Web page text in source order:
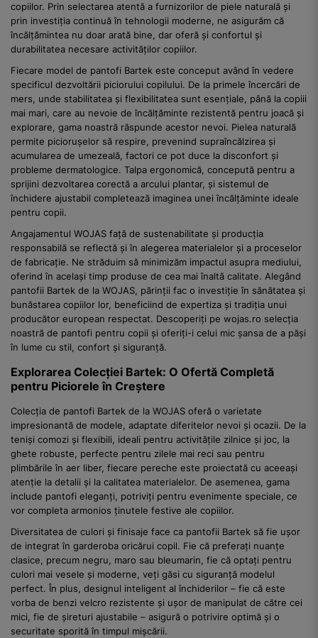
copiilor. Prin selectarea atentă a furnizorilor de piele naturală și
prin investiția continuă în tehnologii moderne, ne asigurăm că
încălțămintea nu doar arată bine, dar oferă și confortul și
durabilitatea necesare activităților copiilor.
Fiecare model de pantofi Bartek este conceput având în vedere
specificul dezvoltării piciorului copilului. De la primele încercări de
mers, unde stabilitatea și flexibilitatea sunt esențiale, până la copiii
mai mari, care au nevoie de încălțăminte rezistentă pentru joacă și
explorare, gama noastră răspunde acestor nevoi. Pielea naturală
permite piciorușelor să respire, prevenind supraîncălzirea și
acumularea de umezeală, factori ce pot duce la disconfort și
probleme dermatologice. Talpa ergonomică, concepută pentru a
sprijini dezvoltarea corectă a arcului plantar, și sistemul de
închidere ajustabil completează imaginea unei încălțăminte ideale
pentru copii.
Angajamentul WOJAS față de sustenabilitate și producția
responsabilă se reflectă și în alegerea materialelor și a proceselor
de fabricație. Ne străduim să minimizăm impactul asupra mediului,
oferind în același timp produse de cea mai înaltă calitate. Alegând
pantofii Bartek de la WOJAS, părinții fac o investiție în sănătatea și
bunăstarea copiilor lor, beneficiind de expertiza și tradiția unui
producător european respectat. Descoperiți pe wojas.ro selecția
noastră de pantofi pentru copii și oferiți-i celui mic șansa de a păși
în lume cu stil, confort și siguranță.
Explorarea Colecției Bartek: O Ofertă Completă
pentru Piciorele în Creștere
Colecția de pantofi Bartek de la WOJAS oferă o varietate
impresionantă de modele, adaptate diferitelor nevoi și ocazii. De la
teniși comozi și flexibili, ideali pentru activitățile zilnice și joc, la
ghete robuste, perfecte pentru zilele mai reci sau pentru
plimbările în aer liber, fiecare pereche este proiectată cu aceeași
atenție la detalii și la calitatea materialelor. De asemenea, gama
include pantofi eleganți, potriviți pentru evenimente speciale, ce
vor completa armonios ținutele festive ale copiilor.
Diversitatea de culori și finisaje face ca pantofii Bartek să fie ușor
de integrat în garderoba oricărui copil. Fie că preferați nuanțe
clasice, precum negru, maro sau bleumarin, fie că optați pentru
culori mai vesele și moderne, veți găsi cu siguranță modelul
perfect. În plus, designul inteligent al închiderilor – fie că este
vorba de benzi velcro rezistente și ușor de manipulat de către cei
mici, fie de șireturi ajustabile – asigură o potrivire optimă și o
securitate sporită în timpul mișcării.